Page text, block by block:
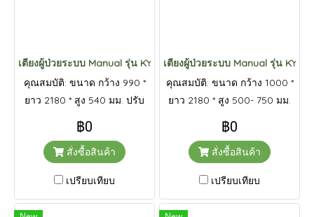
เตียงผู้ป่วยระบบ Manual รุ่น KYY-Y01
คุณสมบัติ: ขนาด กว้าง 990 *
ยาว 2180 * สูง 540 มม. ปรับ
ด้านหลัง ยกสูง 75 องศา ปรับ
ด้านเข่า ยกสูง 35 องศา
฿0
สั่งซื้อสินค้า
เปรียบเทียบ
เตียงผู้ป่วยระบบ Manual รุ่น KYY-
คุณสมบัติ: ขนาด กว้าง 1000 *
ยาว 2180 * สูง 500- 750 มม.
ปรับด้านหลัง ยกสูง 75 องศา
ปรับด้านเข่า ยกสูง 35 องศา
ปรับเป็นท่านั่งได้
฿0
สั่งซื้อสินค้า
เปรียบเทียบ